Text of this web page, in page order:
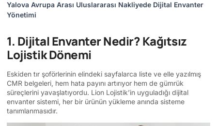
Yalova Avrupa Arası Uluslararası Nakliyede Dijital Envanter
Yönetimi
1. Dijital Envanter Nedir? Kağıtsız
Lojistik Dönemi
Eskiden tır şoförlerinin elindeki sayfalarca liste ve elle yazılmış
CMR belgeleri, hem hata payını artırıyor hem de gümrük
süreçlerini yavaşlatıyordu. Lion Lojistik’in uyguladığı dijital
envanter sistemi, her bir ürünün yükleme anında sisteme
tanımlanmasıdır.